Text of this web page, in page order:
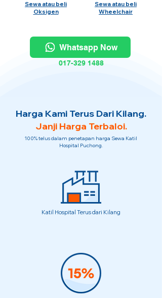
Sewa atau beli
Oksigen
Sewa atau beli
Wheelchair
Whatsapp Now
017-329 1488
Harga Kami Terus Dari Kilang.
Janji Harga Terbaloi.
100% telus dalam penetapan harga Sewa Katil
Hospital Puchong.
Katil Hospital Terus dari Kilang